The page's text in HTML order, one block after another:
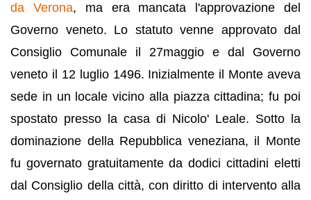
da Verona, ma era mancata l'approvazione del
Governo veneto. Lo statuto venne approvato dal
Consiglio Comunale il 27maggio e dal Governo
veneto il 12 luglio 1496. Inizialmente il Monte aveva
sede in un locale vicino alla piazza cittadina; fu poi
spostato presso la casa di Nicolo' Leale. Sotto la
dominazione della Repubblica veneziana, il Monte
fu governato gratuitamente da dodici cittadini eletti
dal Consiglio della città, con diritto di intervento alla